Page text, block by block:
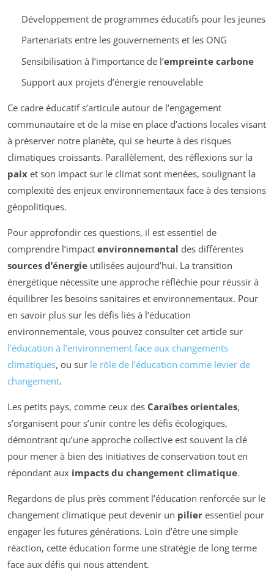
Développement de programmes éducatifs pour les jeunes
Partenariats entre les gouvernements et les ONG
Sensibilisation à l’importance de l’empreinte carbone
Support aux projets d’énergie renouvelable
Ce cadre éducatif s’articule autour de l’engagement
communautaire et de la mise en place d’actions locales visant
à préserver notre planète, qui se heurte à des risques
climatiques croissants. Parallèlement, des réflexions sur la
paix et son impact sur le climat sont menées, soulignant la
complexité des enjeux environnementaux face à des tensions
géopolitiques.
Pour approfondir ces questions, il est essentiel de
comprendre l’impact environnemental des différentes
sources d’énergie utilisées aujourd’hui. La transition
énergétique nécessite une approche réfléchie pour réussir à
équilibrer les besoins sanitaires et environnementaux. Pour
en savoir plus sur les défis liés à l’éducation
environnementale, vous pouvez consulter cet article sur
l’éducation à l’environnement face aux changements
climatiques, ou sur le rôle de l’éducation comme levier de
changement.
Les petits pays, comme ceux des Caraïbes orientales,
s’organisent pour s’unir contre les défis écologiques,
démontrant qu’une approche collective est souvent la clé
pour mener à bien des initiatives de conservation tout en
répondant aux impacts du changement climatique.
Regardons de plus près comment l’éducation renforcée sur le
changement climatique peut devenir un pilier essentiel pour
engager les futures générations. Loin d’être une simple
réaction, cette éducation forme une stratégie de long terme
face aux défis qui nous attendent.